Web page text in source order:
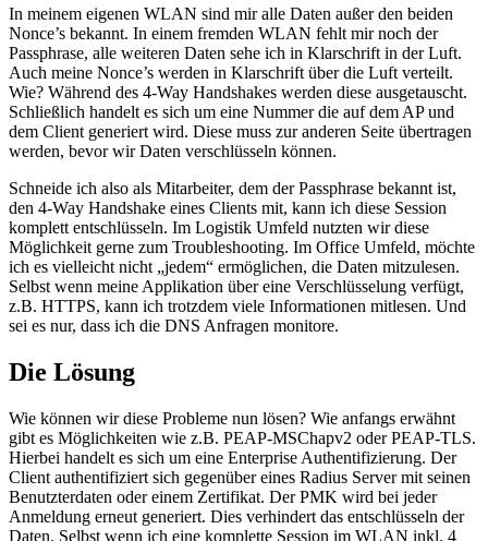
In meinem eigenen WLAN sind mir alle Daten außer den beiden
Nonce’s bekannt. In einem fremden WLAN fehlt mir noch der
Passphrase, alle weiteren Daten sehe ich in Klarschrift in der Luft.
Auch meine Nonce’s werden in Klarschrift über die Luft verteilt.
Wie? Während des 4-Way Handshakes werden diese ausgetauscht.
Schließlich handelt es sich um eine Nummer die auf dem AP und
dem Client generiert wird. Diese muss zur anderen Seite übertragen
werden, bevor wir Daten verschlüsseln können.
Schneide ich also als Mitarbeiter, dem der Passphrase bekannt ist,
den 4-Way Handshake eines Clients mit, kann ich diese Session
komplett entschlüsseln. Im Logistik Umfeld nutzten wir diese
Möglichkeit gerne zum Troubleshooting. Im Office Umfeld, möchte
ich es vielleicht nicht „jedem“ ermöglichen, die Daten mitzulesen.
Selbst wenn meine Applikation über eine Verschlüsselung verfügt,
z.B. HTTPS, kann ich trotzdem viele Informationen mitlesen. Und
sei es nur, dass ich die DNS Anfragen monitore.
Die Lösung
Wie können wir diese Probleme nun lösen? Wie anfangs erwähnt
gibt es Möglichkeiten wie z.B. PEAP-MSChapv2 oder PEAP-TLS.
Hierbei handelt es sich um eine Enterprise Authentifizierung. Der
Client authentifiziert sich gegenüber eines Radius Server mit seinen
Benutzterdaten oder einem Zertifikat. Der PMK wird bei jeder
Anmeldung erneut generiert. Dies verhindert das entschlüsseln der
Daten. Selbst wenn ich eine komplette Session im WLAN inkl. 4